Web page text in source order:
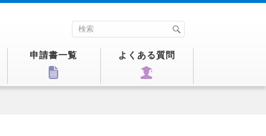
申請書一覧 よくある質問